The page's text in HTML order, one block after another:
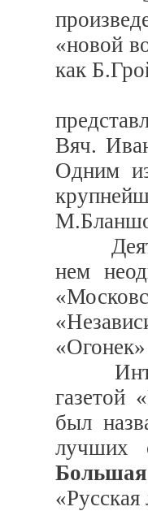
«новой
как
Вяч.
Одним
нем
газетой
был
лучших
«Русская